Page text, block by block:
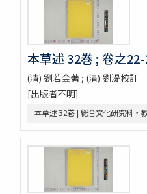
本草求眞 12巻序目圖1巻 / (清
黄學昌 [ほか] 校字
本草和名索引
本草通玄
袖珍鑑本草綱目 / [前田利保著]
魚類, 禽類, 草木, 和漢譯名
三物考
紫藤園攷證 / 源翠嶽鑒定
田中芳男君七六展覽會記念誌
本草述 32巻 ; 卷之
(清) 劉若金著 ; (清) 劉湜校訂
[出版者不明]
本草述 32巻 | 総合文化研究科・